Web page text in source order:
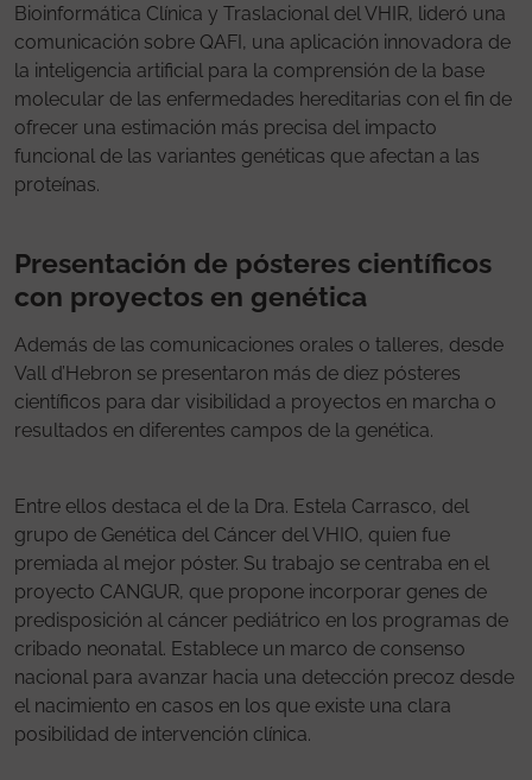
Bioinformática Clínica y Traslacional del VHIR, lideró una
comunicación sobre QAFI, una aplicación innovadora de
la inteligencia artificial para la comprensión de la base
molecular de las enfermedades hereditarias con el fin de
ofrecer una estimación más precisa del impacto
funcional de las variantes genéticas que afectan a las
proteínas.
Presentación de pósteres científicos
con proyectos en genética
Además de las comunicaciones orales o talleres, desde
Vall d’Hebron se presentaron más de diez pósteres
científicos para dar visibilidad a proyectos en marcha o
resultados en diferentes campos de la genética.
Entre ellos destaca el de la Dra. Estela Carrasco, del
grupo de Genética del Cáncer del VHIO, quien fue
premiada al mejor póster. Su trabajo se centraba en el
proyecto CANGUR, que propone incorporar genes de
predisposición al cáncer pediátrico en los programas de
cribado neonatal. Establece un marco de consenso
nacional para avanzar hacia una detección precoz desde
el nacimiento en casos en los que existe una clara
posibilidad de intervención clínica.